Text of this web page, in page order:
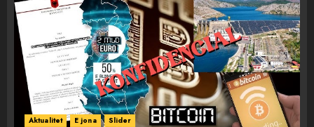
Aktualitet E jona Slider